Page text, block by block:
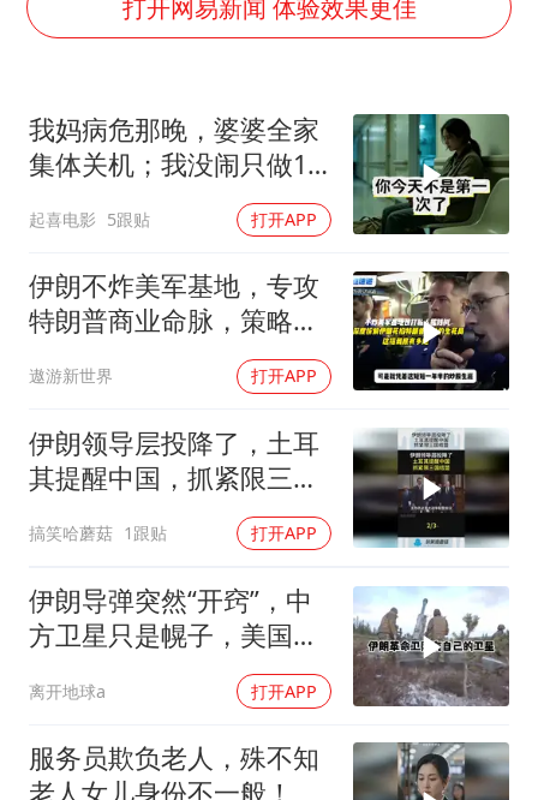
几元成本的AI广告导致千万市值蒸发
乐享全民健身 共筑健康中国
我妈病危那晚，婆婆全家
集体关机；我没闹只做1
事，6天后她打来电话：
你是不是疯了？
起喜电影 5跟贴 打开APP
伊朗不炸美军基地，专攻
特朗普商业命脉，策略高
遨游新世界 打开APP
伊朗领导层投降了，土耳
其提醒中国，抓紧限三国
搞笑哈蘑菇 1跟贴 打开APP
伊朗导弹突然“开窍”，中
方卫星只是幌子，美国真
离开地球a 打开APP
服务员欺负老人，殊不知
老人女儿身份不一般！